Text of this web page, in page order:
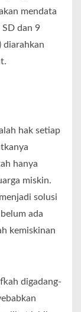
mendata
dan 9
diarahkan
hak setiap
hanya
miskin.
solusi
ada
kemiskinan
digadang-